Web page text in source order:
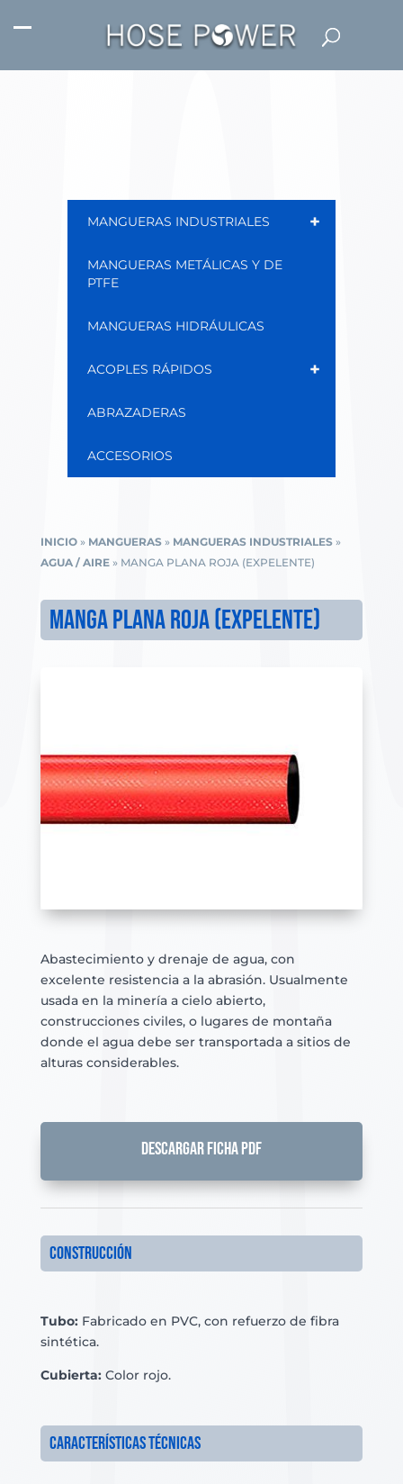
+
MANGUERAS INDUSTRIALES
MANGUERAS METÁLICAS Y DE
PTFE
MANGUERAS HIDRÁULICAS
+
ACOPLES RÁPIDOS
ABRAZADERAS
ACCESORIOS
INICIO» MANGUERAS» MANGUERAS INDUSTRIALES»
AGUA / AIRE» MANGA PLANA ROJA (EXPELENTE)
MANGA PLANA ROJA (EXPELENTE)
Abastecimiento y drenaje de agua, con
excelente resistencia a la abrasión. Usualmente
usada en la minería a cielo abierto,
construcciones civiles, o lugares de montaña
donde el agua debe ser transportada a sitios de
alturas considerables.
DESCARGAR FICHA PDF
Construcción
Tubo:Fabricado en PVC, con refuerzo de fibra
sintética.
Cubierta:Color rojo.
Características técnicas